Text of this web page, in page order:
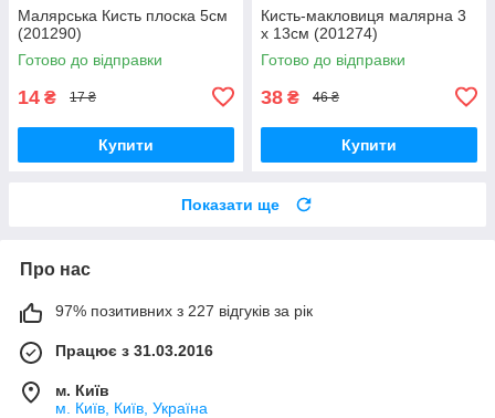
Малярська Кисть плоска 5см
(201290)
Готово до відправки
14 ₴ 17 ₴
Купити
Кисть-макловиця малярна 3
х 13см (201274)
Готово до відправки
38 ₴ 46 ₴
Купити
Показати ще
Про нас
97% позитивних з 227 відгуків за рік
Працює з 31.03.2016
м. Київ
м. Київ, Київ, Україна